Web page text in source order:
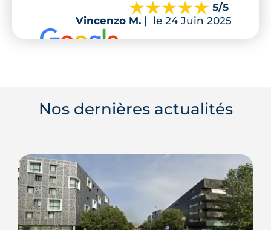
5/5
Vincenzo M. | le 24 Juin 2025
Nos dernières actualités